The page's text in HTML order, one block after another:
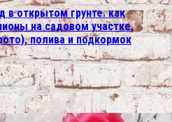
в открытом грунте. как
на садовом участке,
полива и подкормок